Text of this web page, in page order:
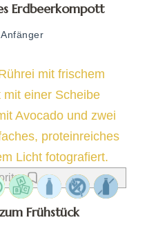
Erdbeerkompott
Anfänger
Frühstück